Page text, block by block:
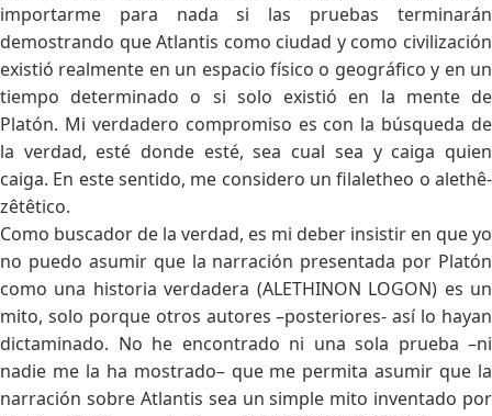
importarme para nada si las pruebas terminarán
demostrando que Atlantis como ciudad y como civilización
existió realmente en un espacio físico o geográfico y en un
tiempo determinado o si solo existió en la mente de
Platón. Mi verdadero compromiso es con la búsqueda de
la verdad, esté donde esté, sea cual sea y caiga quien
caiga. En este sentido, me considero un filaletheo o alethê-
zêtêtico.
Como buscador de la verdad, es mi deber insistir en que yo
no puedo asumir que la narración presentada por Platón
como una historia verdadera (ALETHINON LOGON) es un
mito, solo porque otros autores –posteriores- así lo hayan
dictaminado. No he encontrado ni una sola prueba –ni
nadie me la ha mostrado– que me permita asumir que la
narración sobre Atlantis sea un simple mito inventado por